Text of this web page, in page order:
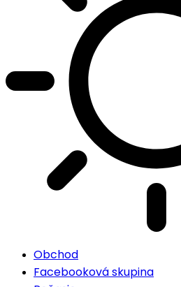
Obchod
Facebooková skupina